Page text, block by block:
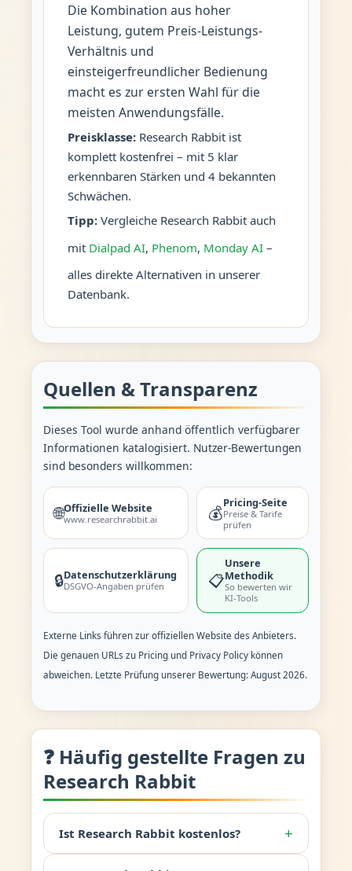
Die Kombination aus hoher
Leistung, gutem Preis-Leistungs-
Verhältnis und
einsteigerfreundlicher Bedienung
macht es zur ersten Wahl für die
meisten Anwendungsfälle.
Preisklasse:Research Rabbit ist
komplett kostenfrei – mit 5 klar
erkennbaren Stärken und 4 bekannten
Schwächen.
Tipp:Vergleiche Research Rabbit auch
mit Dialpad AI, Phenom, Monday AI–
alles direkte Alternativen in unserer
Datenbank.
Quellen & Transparenz
Dieses Tool wurde anhand öffentlich verfügbarer
Informationen katalogisiert. Nutzer-Bewertungen
sind besonders willkommen:
🌐Offizielle Website
www.researchrabbit.ai 💰
Pricing-Seite
Preise & Tarife
prüfen
🔒Datenschutzerklärung
DSGVO-Angaben prüfen 📋
Unsere
Methodik
So bewerten wir
KI-Tools
Externe Links führen zur offiziellen Website des Anbieters.
Die genauen URLs zu Pricing und Privacy Policy können
abweichen. Letzte Prüfung unserer Bewertung: August 2026.
❓ Häufig gestellte Fragen zu
Research Rabbit
Ist Research Rabbit kostenlos? +